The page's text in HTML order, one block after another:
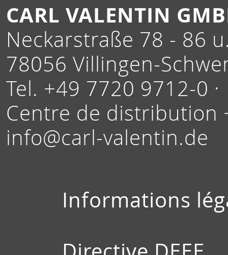
CARL VALENTIN
Neckarstraße 78 - 86
78056 Villingen-
Tel. +49 7720 9712-0 ·
Centre de distribution
info@carl-valentin.de
Informations